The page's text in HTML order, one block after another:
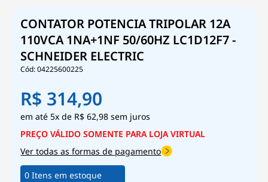
CONTATOR POTENCIA TRIPOLAR 12A
110VCA 1NA+1NF 50/60HZ LC1D12F7 -
SCHNEIDER ELECTRIC
04225600225
R$ 314,90
5xde R$ 62,98 sem juros
Ver todas as formas de pagamento
0 Itens em estoque